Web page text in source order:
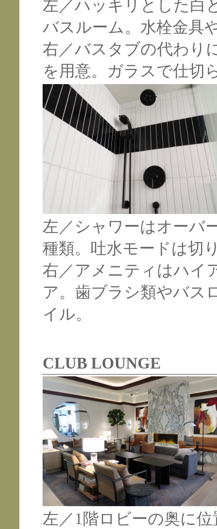
左／ハッキリとした白
バスルーム。水栓金具
右／バスタブの代わり
を用意。ガラスで仕切
左／シャワーはオーバ
種類。吐水モードは切
右／アメニティはハイ
ア。歯ブラシ類やバス
イル。
CLUB LOUNGE
左／1階ロビーの奥に